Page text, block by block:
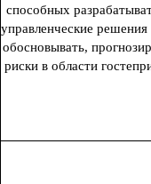
способных
управленческие
обосновывать,
риски в области